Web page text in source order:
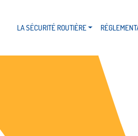
LA SÉCURITÉ ROUTIÈRE